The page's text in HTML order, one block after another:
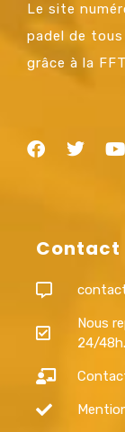
Le site
padel de
grâce à la FFT
Contact
Nous
24/48h.